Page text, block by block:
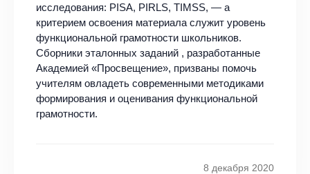
исследования: PISA, PIRLS, TIMSS, — а
критерием освоения материала служит уровень
функциональной грамотности школьников.
Сборники эталонных заданий , разработанные
Академией «Просвещение»‎, призваны помочь
учителям овладеть современными методиками
формирования и оценивания функциональной
грамотности.
8 декабря 2020